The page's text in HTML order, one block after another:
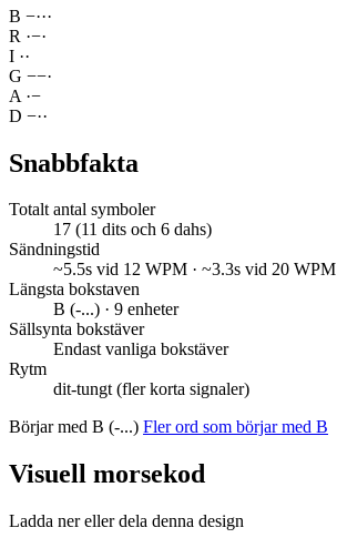
B −···
R ·−·
I ··
G −−·
A ·−
D −··
Snabbfakta
Totalt antal symboler
17 (11 dits och 6 dahs)
Sändningstid
~5.5s vid 12 WPM · ~3.3s vid 20 WPM
Längsta bokstaven
B (-...) · 9 enheter
Sällsynta bokstäver
Endast vanliga bokstäver
Rytm
dit-tungt (fler korta signaler)
Börjar med B (-...) Fler ord som börjar med B
Visuell morsekod
Ladda ner eller dela denna design